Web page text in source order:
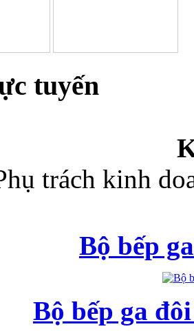
tuyến
trách kinh
Bộ bếp
Bộ bếp ga